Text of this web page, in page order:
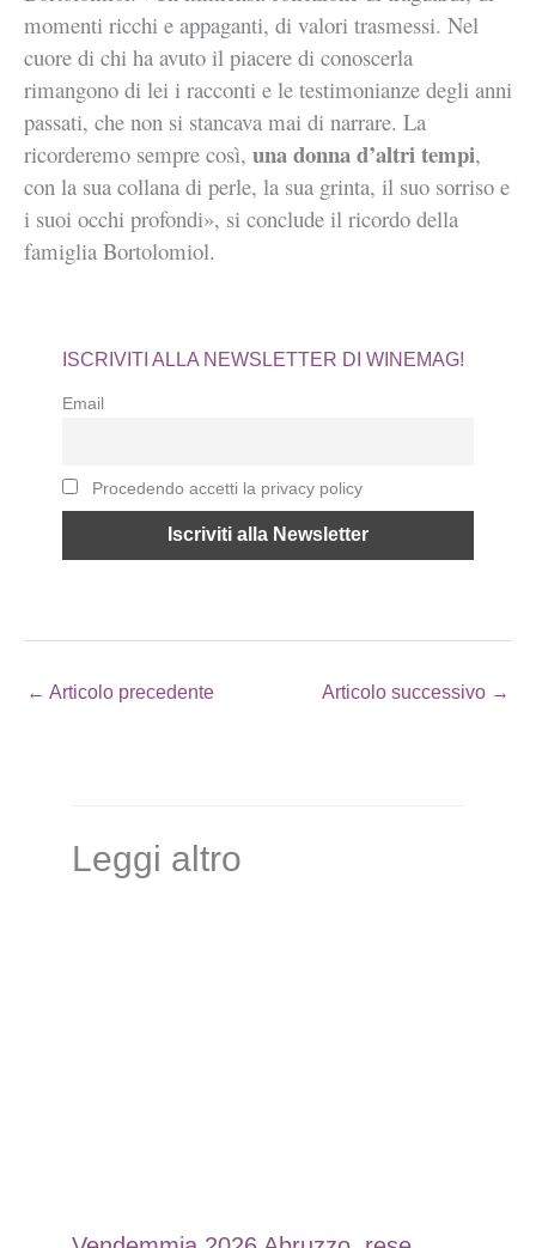
momenti ricchi e appaganti, di valori trasmessi. Nel
cuore di chi ha avuto il piacere di conoscerla
rimangono di lei i racconti e le testimonianze degli anni
passati, che non si stancava mai di narrare. La
ricorderemo sempre così, una donna d’altri tempi,
con la sua collana di perle, la sua grinta, il suo sorriso e
i suoi occhi profondi», si conclude il ricordo della
famiglia Bortolomiol.
ISCRIVITI ALLA NEWSLETTER DI WINEMAG!
Email
Procedendo accetti la privacy policy
← Articolo precedente Articolo successivo →
Leggi altro